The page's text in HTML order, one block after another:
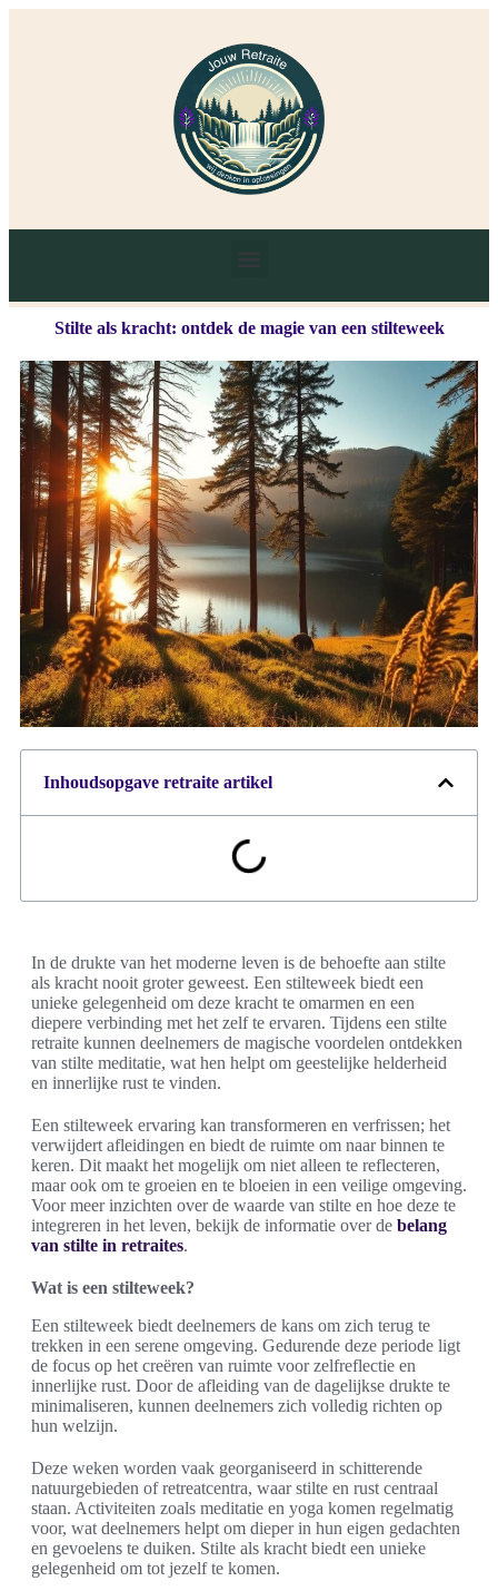
Stilte als kracht: ontdek de magie van een stilteweek
Inhoudsopgave retraite artikel
In de drukte van het moderne leven is de behoefte aan stilte
als kracht nooit groter geweest. Een stilteweek biedt een
unieke gelegenheid om deze kracht te omarmen en een
diepere verbinding met het zelf te ervaren. Tijdens een stilte
retraite kunnen deelnemers de magische voordelen ontdekken
van stilte meditatie, wat hen helpt om geestelijke helderheid
en innerlijke rust te vinden.
Een stilteweek ervaring kan transformeren en verfrissen; het
verwijdert afleidingen en biedt de ruimte om naar binnen te
keren. Dit maakt het mogelijk om niet alleen te reflecteren,
maar ook om te groeien en te bloeien in een veilige omgeving.
Voor meer inzichten over de waarde van stilte en hoe deze te
integreren in het leven, bekijk de informatie over de belang
van stilte in retraites.
Wat is een stilteweek?
Een stilteweek biedt deelnemers de kans om zich terug te
trekken in een serene omgeving. Gedurende deze periode ligt
de focus op het creëren van ruimte voor zelfreflectie en
innerlijke rust. Door de afleiding van de dagelijkse drukte te
minimaliseren, kunnen deelnemers zich volledig richten op
hun welzijn.
Deze weken worden vaak georganiseerd in schitterende
natuurgebieden of retreatcentra, waar stilte en rust centraal
staan. Activiteiten zoals meditatie en yoga komen regelmatig
voor, wat deelnemers helpt om dieper in hun eigen gedachten
en gevoelens te duiken. Stilte als kracht biedt een unieke
gelegenheid om tot jezelf te komen.